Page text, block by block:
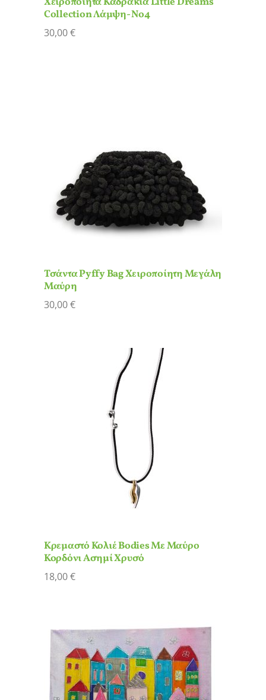
Collection Λάμψη- Νο4
30,00€
Τσάντα Pyffy Bag Χειροποίητη Μεγάλη
Μαύρη
30,00€
Κρεμαστό Κολιέ Bodies Με Μαύρο
Κορδόνι Ασημί Χρυσό
18,00€